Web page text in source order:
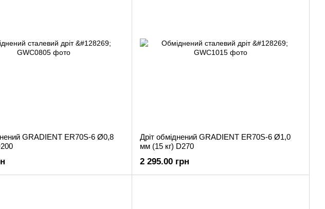
GRADIENT ER70S-6 Ø0,8
Дріт обміднений GRADIENT ER70S-6 Ø1,0
мм (15 кг) D270
2 295.00 грн